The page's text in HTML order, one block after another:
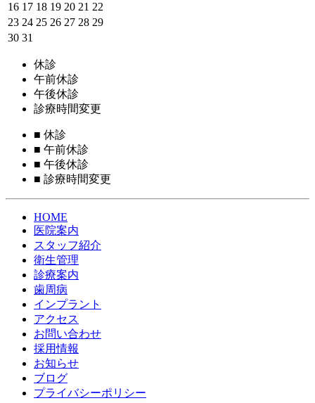
16 17 18 19 20 21 22
23 24 25 26 27 28 29
30 31
休診
午前休診
午後休診
診療時間変更
■ 休診
■ 午前休診
■ 午後休診
■ 診療時間変更
HOME
医院案内
スタッフ紹介
衛生管理
診療案内
歯周病
インプラント
アクセス
お問い合わせ
採用情報
お知らせ
ブログ
プライバシーポリシー